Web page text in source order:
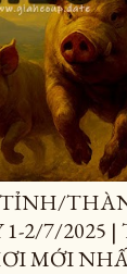
TỈNH/
1-2/7/2025
MỚI